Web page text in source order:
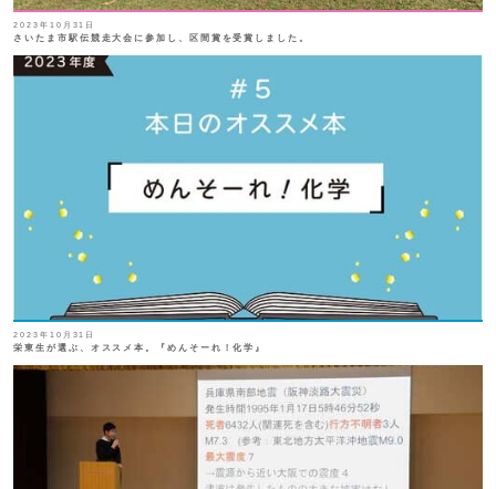
2023年10月31日
さいたま市駅伝競走大会に参加し、区間賞を受賞しました。
2023年10月31日
栄東生が選ぶ、オススメ本。『めんそーれ！化学』